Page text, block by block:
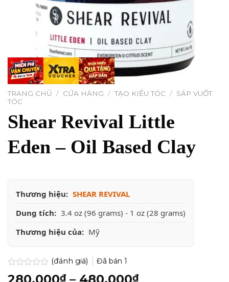
TRANG CHỦ / CỬA HÀNG / TẠO KIỂU TÓC / SÁP VUỐT
TÓC
Shear Revival Little
Eden – Oil Based Clay
Thương hiệu: SHEAR REVIVAL
Dung tích: 3.4 oz (96 grams) - 1 oz (28 grams)
Thương hiệu của: Mỹ
Được
(đánh giá) Đã bán 1
₫ ₫Khoảng